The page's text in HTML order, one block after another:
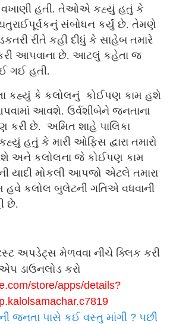
વખાણી હતી. તેઓએ કહ્યું હતું કે
સંબોધન કર્યું છે. તેમણે
રીતે કહી દીધું કે સાહેબ તમારે
આપવાના છે. આટલું કહેતા જ
ગઈ હતી.
કહ્યું કે કલોલનું કોઈપણ કામ હશે
આવશે. ઉર્વશીબેને જનતાના
કરી છે. અમિત શાહે પાલિકા
હતું કે મારી ઓફિસ દ્વારા તમારો
અને કલોલના જે કોઈપણ કામ
યાદી મોકલી આપજો એટલે તમારા
કલોલ બુલેટની ગતિએ વધવાની
છે.
અપડેટ્સ મેળવવા નીચે ક્લિક કરી
ડાઉનલોડ કરો
store/apps/details?
kalolsamachar.c7819
જનતા પાસે કઈ વસ્તુ માંગી ? પછી